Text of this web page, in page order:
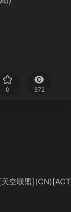
0 372
空联盟